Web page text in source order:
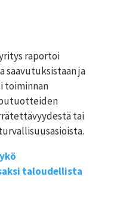
raportoi
saavutuksistaan ja
toiminnan
tai
taloudellista